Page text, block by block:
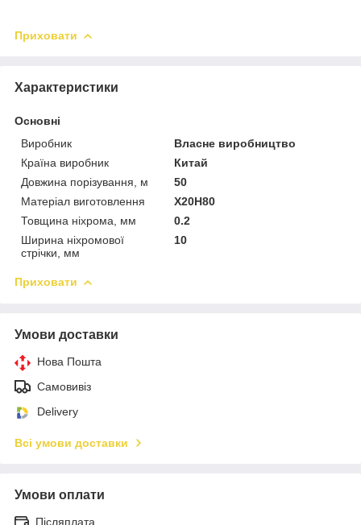
Приховати
Характеристики
Основні
Виробник
Власне виробництво
Країна виробник
Китай
Довжина порізування, м
50
Матеріал виготовлення
Х20Н80
Товщина ніхрома, мм
0.2
Ширина ніхромової
стрічки, мм
10
Приховати
Умови доставки
Нова Пошта
Самовивіз
Delivery
Всі умови доставки
Умови оплати
Післяплата